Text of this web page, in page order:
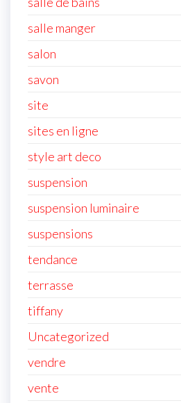
salle manger
salon
savon
site
sites en ligne
style art deco
suspension
suspension luminaire
suspensions
tendance
terrasse
tiffany
Uncategorized
vendre
vente